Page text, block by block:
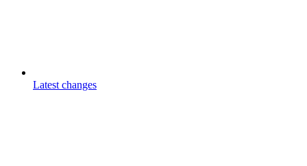
Latest changes